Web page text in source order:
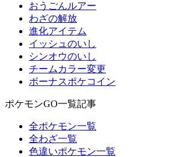
おうごんルアー
わざの解放
進化アイテム
イッシュのいし
シンオウのいし
チームカラー変更
ボーナスポケコイン
ポケモンGO一覧記事
全ポケモン一覧
全わざ一覧
色違いポケモン一覧